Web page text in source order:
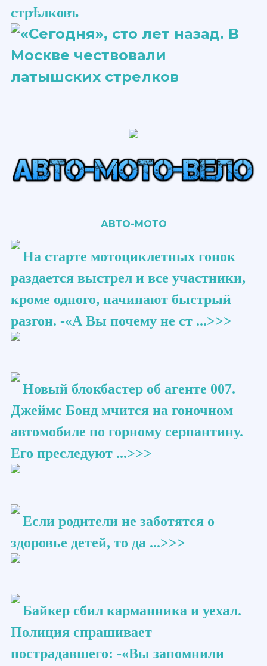
стрѣлковъ
АВТО-МОТО
На старте мотоциклетных гонок
раздается выстрел и все участники,
кроме одного, начинают быстрый
разгон. -«А Вы почему не ст ...>>>
Новый блокбастер об агенте 007.
Джеймс Бонд мчится на гоночном
автомобиле по горному серпантину.
Его преследуют ...>>>
Если родители не заботятся о
здоровье детей, то да ...>>>
Байкер сбил карманника и уехал.
Полиция спрашивает
пострадавшего: -«Вы запомнили